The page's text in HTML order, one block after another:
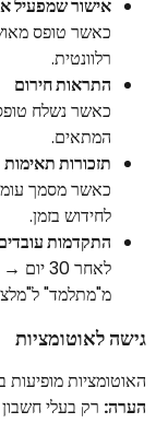
אישור שמפעיל
כאשר טופס
רלוונטית.
התראות חירום
כאשר נשלח
המתאים.
תזכורות תאימות
כאשר מסמך
לחידוש בזמן.
התקדמות
לאחר
מ"מתלמד"
גישה לאוטומציות
האוטומציות
הערה: רק בעלי